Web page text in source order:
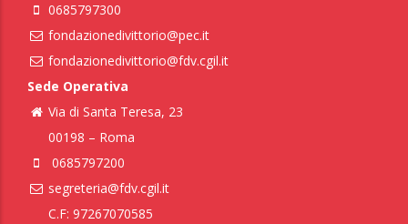
0685797300
fondazionedivittorio@pec.it
fondazionedivittorio@fdv.cgil.it
Sede Operativa
Via di Santa Teresa, 23
00198 – Roma
0685797200
segreteria@fdv.cgil.it
C.F: 97267070585